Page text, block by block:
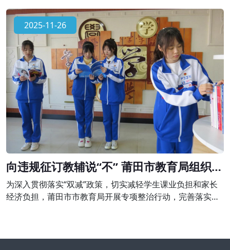
民共和国民办教育促进法》第六十四条、《校外培训行政处
罚暂行办法》第十七条的规定。对金色阳光托管中心作出责
令停止举办学科类培训，并予以警告;退还家长未消课费用
980元并处以2940元的罚款。
2025-11-26
向违规征订教辅说“不” 莆田市教育局组织开
展专项整治行动
为深入贯彻落实“双减”政策，切实减轻学生课业负担和家长
经济负担，莆田市市教育局开展专项整治行动，完善落实进